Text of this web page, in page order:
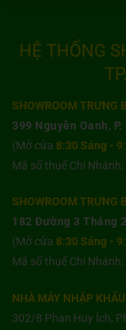
HỆ THỐNG
SHOWROOM TRƯNG
399 Nguyễn Oanh,
(Mở cửa 8:30 Sáng -
Mã số thuế Chi Nhánh:
SHOWROOM TRƯNG
182 Đường 3 Tháng
(Mở cửa 8:30 Sáng -
Mã số thuế Chi Nhánh:
NHÀ MÁY NHẬP
302/8 Phan Huy Ích,